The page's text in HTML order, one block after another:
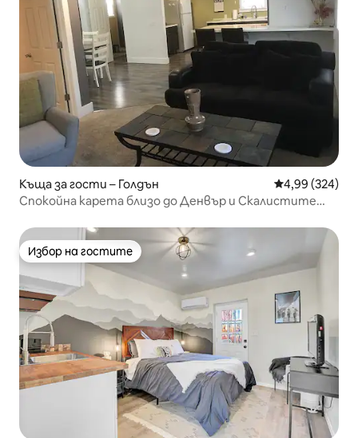
Къща за гости – Голдън Средна
4,99 (324)
Спокойна карета близо до Денвър и Скалистите
Избор на гостите
Избор на гостите